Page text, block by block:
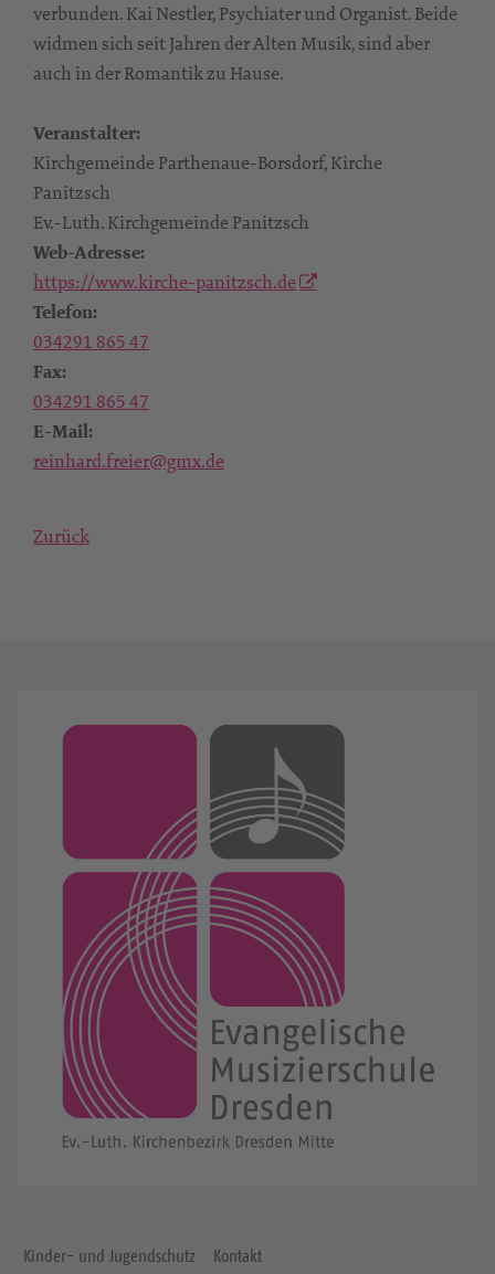
verbunden. Kai Nestler, Psychiater und Organist. Beide
widmen sich seit Jahren der Alten Musik, sind aber
auch in der Romantik zu Hause.
Veranstalter:
Kirchgemeinde Parthenaue-Borsdorf, Kirche
Panitzsch
Ev.-Luth. Kirchgemeinde Panitzsch
Web-Adresse:
https://www.kirche-panitzsch.de
Telefon:
034291 865 47
Fax:
034291 865 47
E-Mail:
reinhard.freier@gmx.de
Zurück
Kinder- und Jugendschutz Kontakt